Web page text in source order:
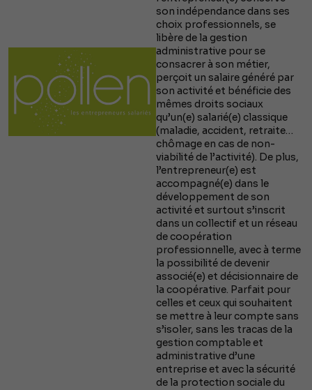
son indépendance dans ses
choix professionnels, se
libère de la gestion
administrative pour se
consacrer à son métier,
perçoit un salaire généré par
son activité et bénéficie des
mêmes droits sociaux
qu’un(e) salarié(e) classique
(maladie, accident, retraite…
chômage en cas de non-
viabilité de l’activité). De plus,
l’entrepreneur(e) est
accompagné(e) dans le
développement de son
activité et surtout s’inscrit
dans un collectif et un réseau
de coopération
professionnelle, avec à terme
la possibilité de devenir
associé(e) et décisionnaire de
la coopérative. Parfait pour
celles et ceux qui souhaitent
se mettre à leur compte sans
s’isoler, sans les tracas de la
gestion comptable et
administrative d’une
entreprise et avec la sécurité
de la protection sociale du